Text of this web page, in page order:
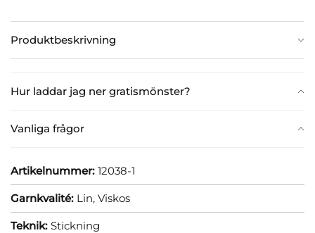
Produktbeskrivning
Hur laddar jag ner gratismönster?
Vanliga frågor
Artikelnummer: 12038-1
Garnkvalité: Lin, Viskos
Teknik: Stickning